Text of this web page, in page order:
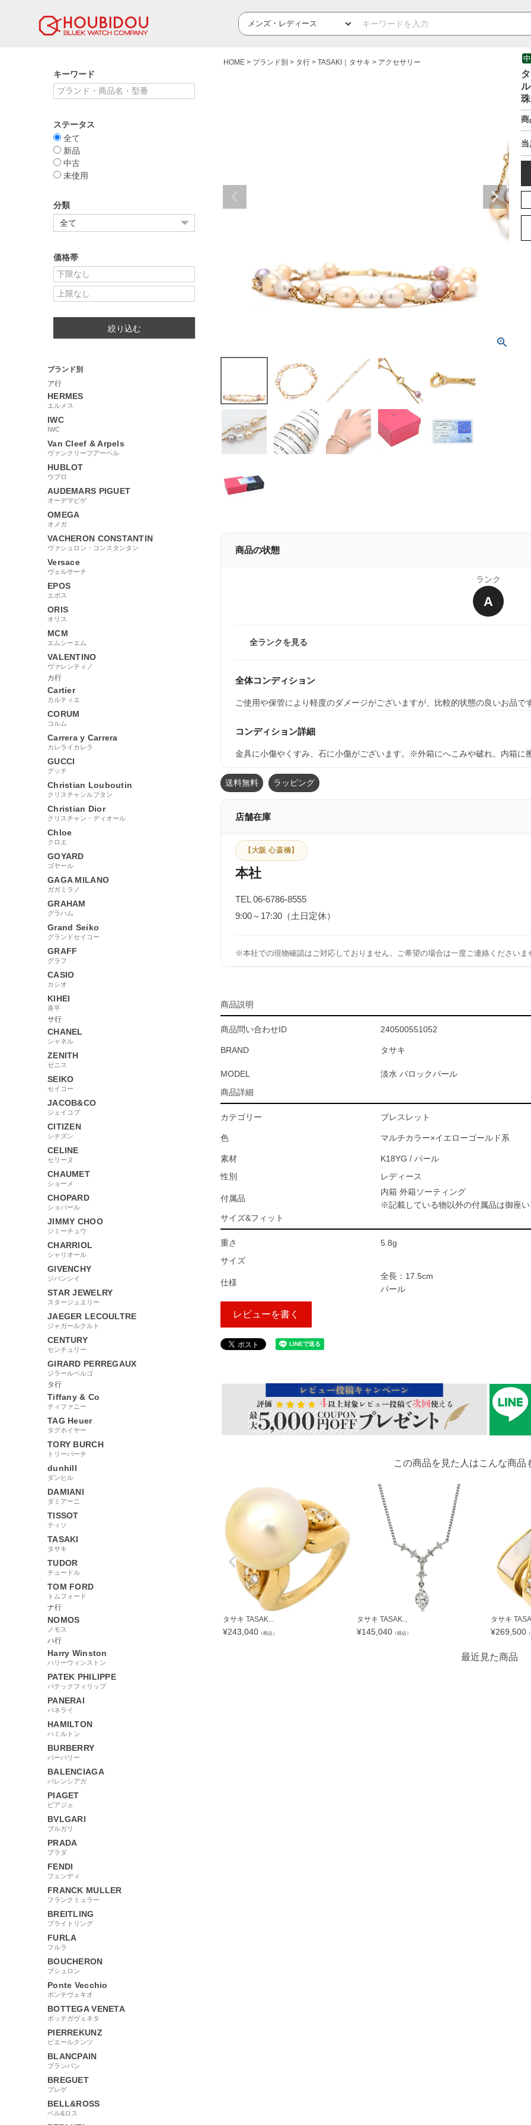
キーワード
ステータス
全て
新品
中古
未使用
分類
価格帯
絞り込む
ブランド別
ア行
HERMES
エルメス
IWC
IWC
Van Cleef & Arpels
ヴァンクリーフアーペル
HUBLOT
ウブロ
AUDEMARS PIGUET
オーデマピゲ
OMEGA
オメガ
VACHERON CONSTANTIN
ヴァシュロン・コンスタンタン
Versace
ヴェルサーチ
EPOS
エポス
ORIS
オリス
MCM
エムシーエム
VALENTINO
ヴァレンティノ
カ行
Cartier
カルティエ
CORUM
コルム
Carrera y Carrera
カレライカレラ
GUCCI
グッチ
Christian Louboutin
クリスチャンルブタン
Christian Dior
クリスチャン・ディオール
Chloe
クロエ
GOYARD
ゴヤール
GAGA MILANO
ガガミラノ
GRAHAM
グラハム
Grand Seiko
グランドセイコー
GRAFF
グラフ
CASIO
カシオ
KIHEI
喜平
サ行
CHANEL
シャネル
ZENITH
ゼニス
SEIKO
セイコー
JACOB&CO
ジェイコブ
CITIZEN
シチズン
CELINE
セリーヌ
CHAUMET
ショーメ
CHOPARD
ショパール
JIMMY CHOO
ジミーチュウ
CHARRIOL
シャリオール
GIVENCHY
ジバンシイ
STAR JEWELRY
スタージュエリー
JAEGER LECOULTRE
ジャガールクルト
CENTURY
センチュリー
GIRARD PERREGAUX
ジラールペルゴ
タ行
Tiffany & Co
ティファニー
TAG Heuer
タグホイヤー
TORY BURCH
トリーバーチ
dunhill
ダンヒル
DAMIANI
ダミアーニ
TISSOT
ティソ
TASAKI
タサキ
TUDOR
チュードル
TOM FORD
トムフォード
ナ行
NOMOS
ノモス
ハ行
Harry Winston
ハリーウィンストン
PATEK PHILIPPE
パテックフィリップ
PANERAI
パネライ
HAMILTON
ハミルトン
BURBERRY
バーバリー
BALENCIAGA
バレンシアガ
PIAGET
ピアジェ
BVLGARI
ブルガリ
PRADA
プラダ
FENDI
フェンディ
FRANCK MULLER
フランクミュラー
BREITLING
ブライトリング
FURLA
フルラ
BOUCHERON
ブシュロン
Ponte Vecchio
ポンテヴェキオ
BOTTEGA VENETA
ボッテガヴェネタ
PIERREKUNZ
ピエールクンツ
BLANCPAIN
ブランパン
BREGUET
ブレゲ
BELL&ROSS
ベル&ロス
HOME ブランド別 タ行 TASAKI｜タサキ アクセサリー
商
商品の状態
ランク
A
全ランクを見る
全体コンディション
ご使用や保管により軽度のダメージがございますが、比較的状態の良いお品
コンディション詳細
金具に小傷やくすみ、石に小傷がございます。※外箱にへこみや破れ、内箱に
送料無料 ラッピング
店舗在庫
【大阪 心斎橋】
本社
TEL 06-6786-8555
9:00～17:30（土日定休）
※本社での現物確認はご対応しておりません。ご希望の場合は一度ご連絡くださいま
商品説明
商品問い合わせID 240500551052
BRAND タサキ
MODEL
淡水 バロックパール
商品詳細
カテゴリー ブレスレット
色 マルチカラー×イエローゴールド系
素材
K18YG / パール
性別
レディース
付属品
内箱 外箱ソーティング
※記載している物以外の付属品は御座
サイズ&フィット
重さ
5.8g
サイズ
仕様
全長：17.5cm
パール
レビューを書く
この商品を見た人はこんな商品
タサキ TASAK...
¥243,040 （税込）
タサキ TASAK...
¥145,040 （税込）
タサキ
¥269,500
最近見た商品